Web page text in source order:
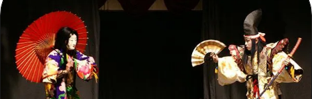
특집
추천
모델 코스
목록
관광지・체험